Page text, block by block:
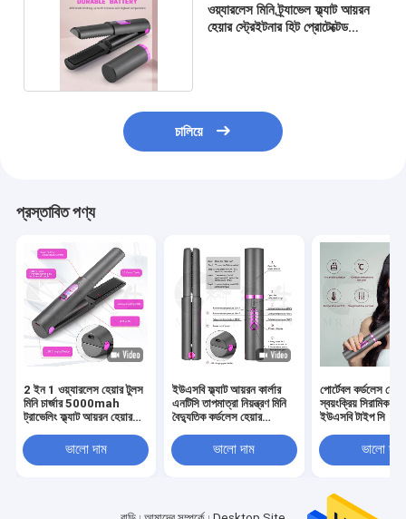
ওয়্যারলেস মিনি ট্র্যাভেল ফ্ল্যাট আয়রন
হেয়ার স্ট্রেইটনার হিট প্রোটেক্টেড
চালিয়ে
প্রস্তাবিত পণ্য
2 ইন 1 ওয়্যারলেস হেয়ার টুলস
মিনি চার্জার 5000mah
ট্রাভেলিং ফ্ল্যাট আয়রন হেয়ার
ভালো দাম
ইউএসবি ফ্ল্যাট আয়রন কার্লার
এনটিসি তাপমাত্রা নিয়ন্ত্রণ মিনি
বৈদ্যুতিক কর্ডলেস হেয়ার
ভালো দাম
পোর্টেবল কর্ডলেস
স্বয়ংক্রিয় সিরামিক
ইউএসবি টাইপ সি
ভালো দাম